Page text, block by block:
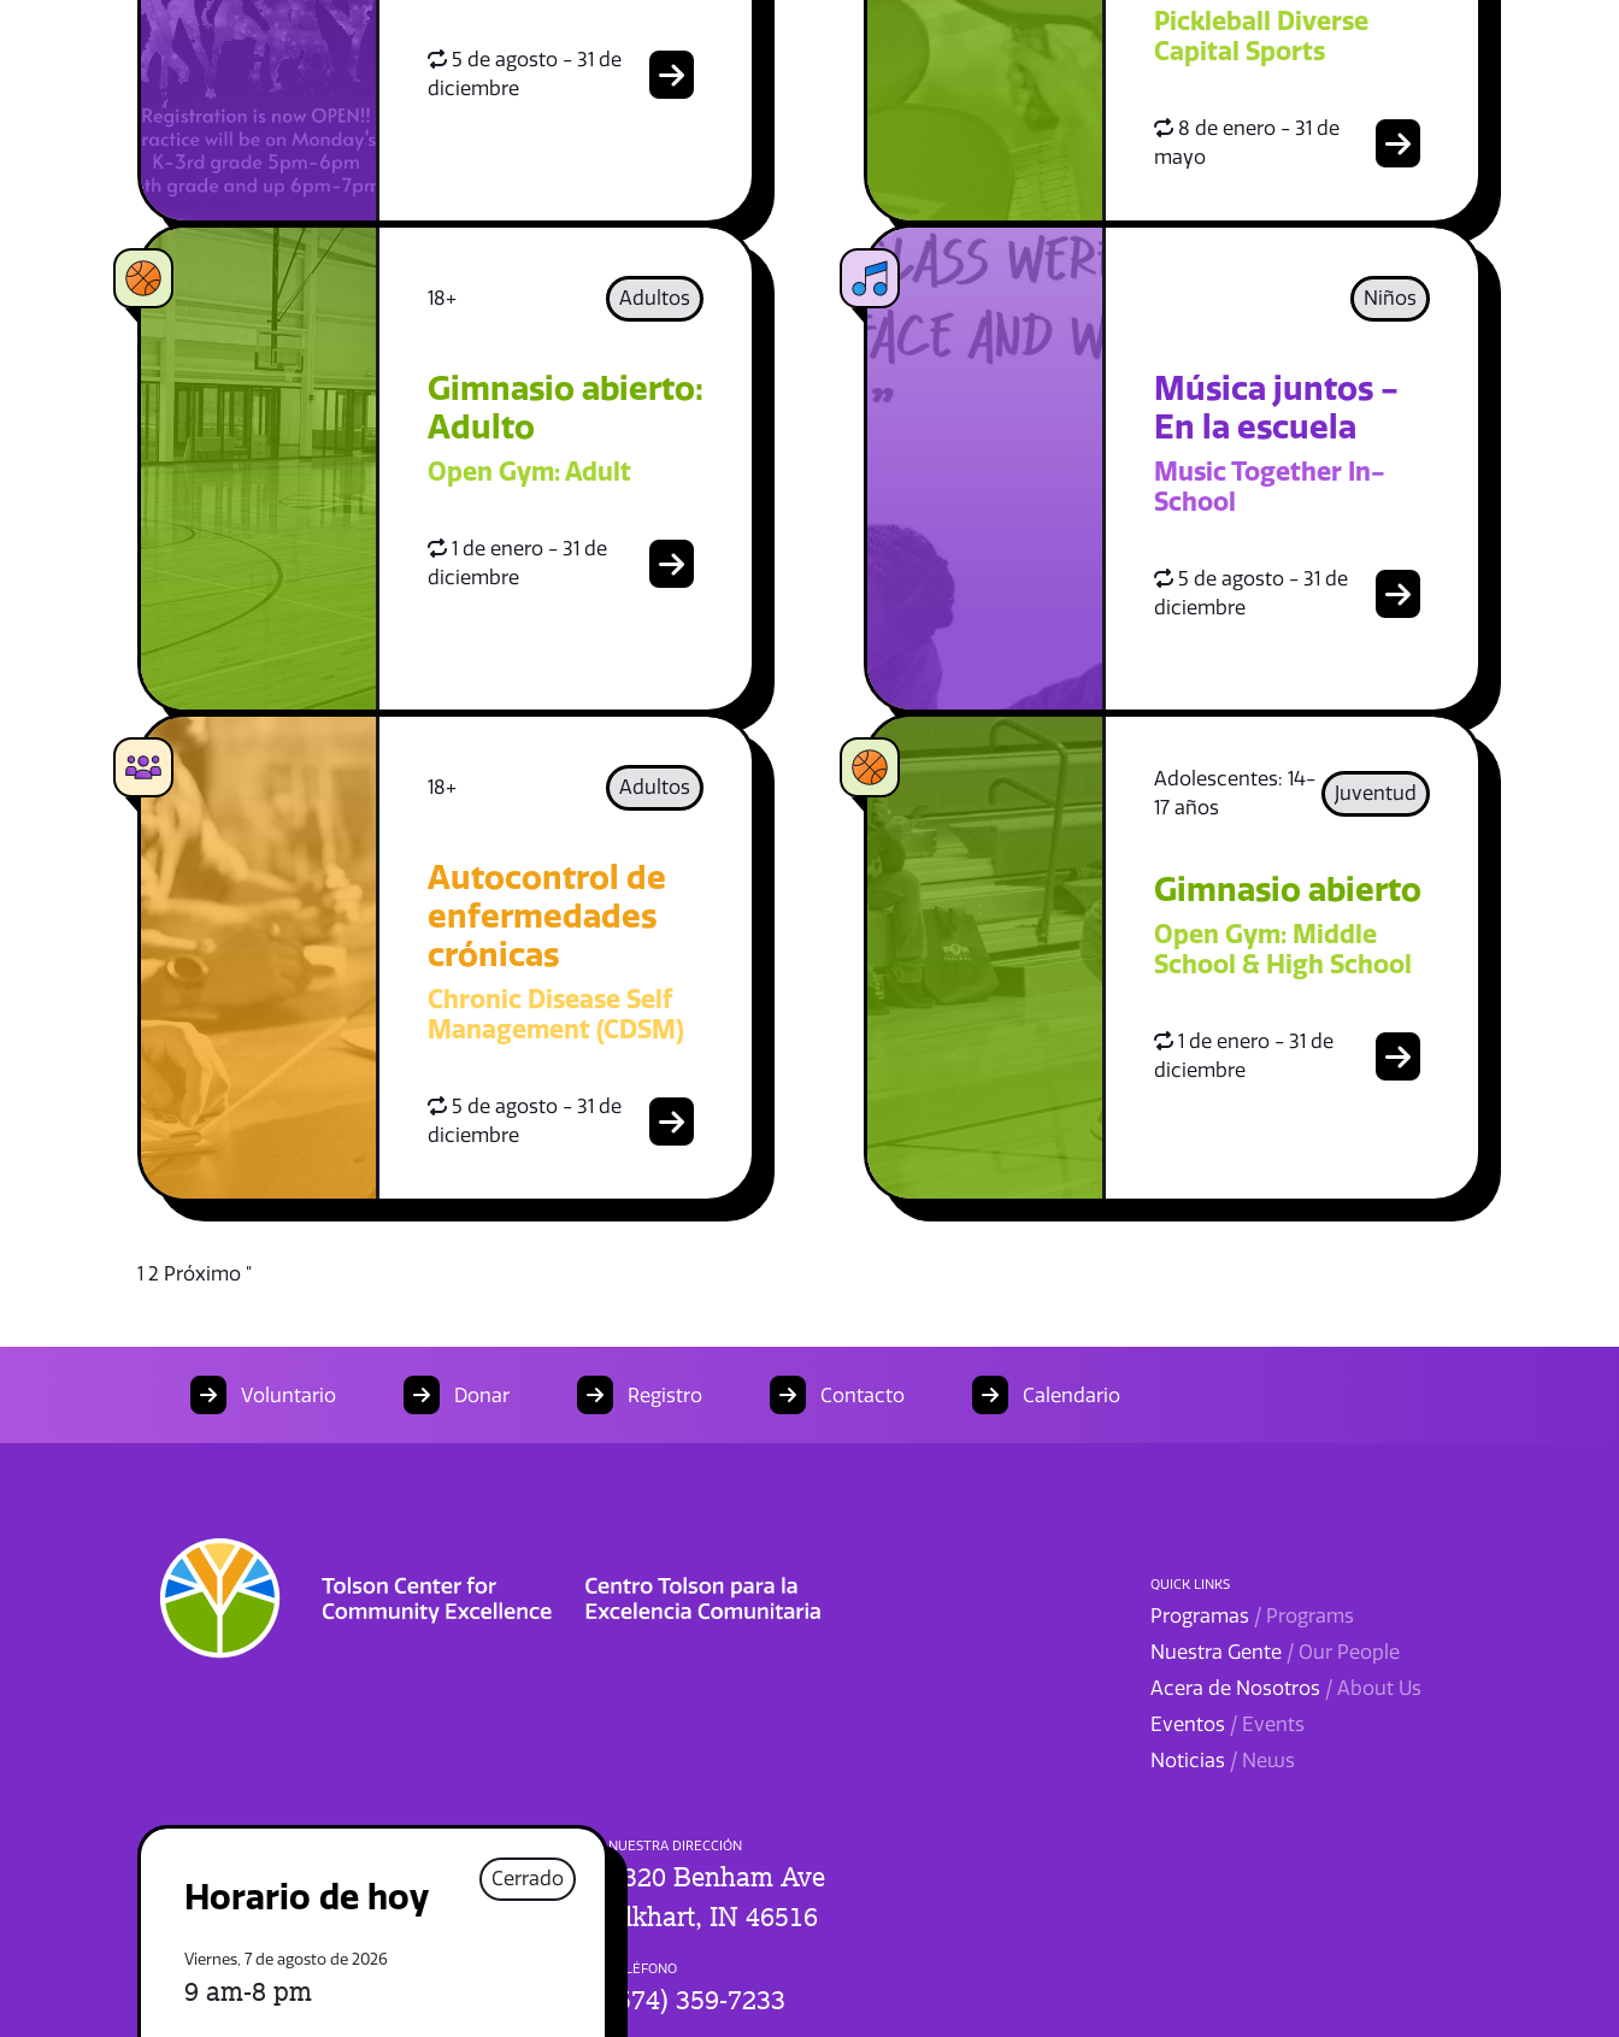
5 de agosto - 31 de
diciembre
Pickleball Diverse
Capital Sports
8 de enero - 31 de
mayo
18+ Adultos
Gimnasio abierto:
Adulto
Open Gym: Adult
1 de enero - 31 de
diciembre
Niños
Música juntos -
En la escuela
Music Together In-
School
5 de agosto - 31 de
diciembre
18+ Adultos
Autocontrol de
enfermedades
crónicas
Chronic Disease Self
Management (CDSM)
5 de agosto - 31 de
diciembre
Adolescentes: 14-
17 años
Juventud
Gimnasio abierto
Open Gym: Middle
School & High School
1 de enero - 31 de
diciembre
1 2 Próximo "
Voluntario Donar Registro Contacto Calendario
Horario de hoy
Viernes, 7 de agosto de 2026
9 am-8 pm
Cerrado
NUESTRA DIRECCIÓN
1320 Benham Ave
Elkhart, IN 46516
TELÉFONO
(574) 359-7233
QUICK LINKS
Programas / Programs
Nuestra Gente / Our People
Acera de Nosotros / About Us
Eventos / Events
Noticias / News